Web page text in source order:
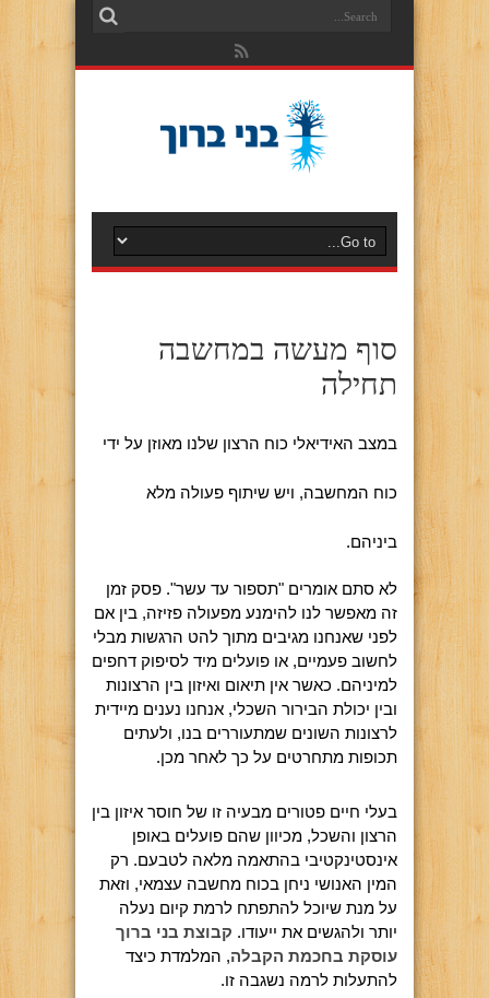
סוף מעשה במחשבה
תחילה
במצב האידיאלי כוח הרצון שלנו מאוזן על ידי
כוח המחשבה, ויש שיתוף פעולה מלא
ביניהם.
לא סתם אומרים "תספור עד עשר". פסק זמן
זה מאפשר לנו להימנע מפעולה פזיזה, בין אם
לפני שאנחנו מגיבים מתוך להט הרגשות מבלי
לחשוב פעמיים, או פועלים מיד לסיפוק דחפים
למיניהם. כאשר אין תיאום ואיזון בין הרצונות
ובין יכולת הבירור השכלי, אנחנו נענים מיידית
לרצונות השונים שמתעוררים בנו, ולעתים
תכופות מתחרטים על כך לאחר מכן.
בעלי חיים פטורים מבעיה זו של חוסר איזון בין
הרצון והשכל, מכיוון שהם פועלים באופן
אינסטינקטיבי בהתאמה מלאה לטבעם. רק
המין האנושי ניחן בכוח מחשבה עצמאי, וזאת
על מנת שיוכל להתפתח לרמת קיום נעלה
יותר ולהגשים את ייעודו. קבוצת בני ברוך
עוסקת בחכמת הקבלה, המלמדת כיצד
להתעלות לרמה נשגבה זו.